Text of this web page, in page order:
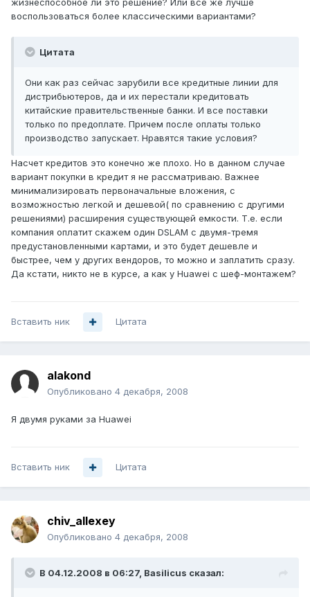
жизнеспособное ли это решение? Или все же лучше
воспользоваться более классическими вариантами?
Цитата
Они как раз сейчас зарубили все кредитные линии для
дистрибьютеров, да и их перестали кредитовать
китайские правительственные банки. И все поставки
только по предоплате. Причем после оплаты только
производство запускает. Нравятся такие условия?
Насчет кредитов это конечно же плохо. Но в данном случае
вариант покупки в кредит я не рассматриваю. Важнее
минимализировать первоначальные вложения, с
возможностью легкой и дешевой( по сравнению с другими
решениями) расширения существующей емкости. Т.е. если
компания оплатит скажем один DSLAM c двумя-тремя
предустановленными картами, и это будет дешевле и
быстрее, чем у других вендоров, то можно и заплатить сразу.
Да кстати, никто не в курсе, а как у Huawei с шеф-монтажем?
Вставить ник Цитата
alakond
Опубликовано 4 декабря, 2008
Я двумя руками за Huawei
Вставить ник Цитата
chiv_allexey
Опубликовано 4 декабря, 2008
В 04.12.2008 в 06:27, Basilicus сказал: